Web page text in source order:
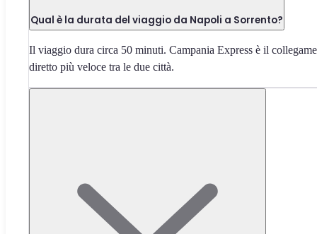
Qual è la durata del viaggio da Napoli a Sorrento?
Il viaggio dura circa 50 minuti. Campania Express è il
diretto più veloce tra le due città.